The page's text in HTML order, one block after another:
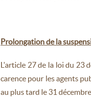
Prolongation de la
L'article 27 de la loi du 23
carence pour les agents
au plus tard le 31